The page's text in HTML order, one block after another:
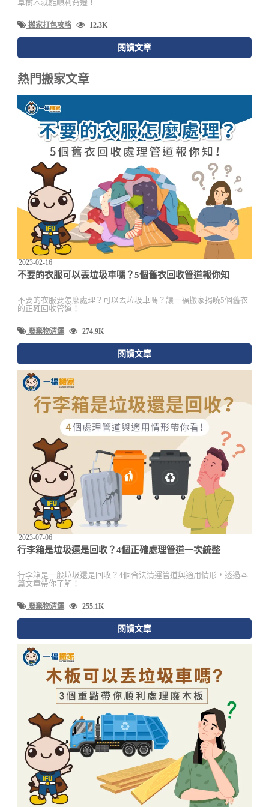
草樹木就能順利喬遷！
搬家打包攻略 12.3K
閱讀文章
熱門搬家文章
2023-02-16
不要的衣服可以丟垃圾車嗎？5個舊衣回收管道報你知
不要的衣服要怎麼處理？可以丟垃圾車嗎？讓一福搬家揭曉5個舊衣
的正確回收管道！
廢棄物清運 274.9K
閱讀文章
2023-07-06
行李箱是垃圾還是回收？4個正確處理管道一次統整
行李箱是一般垃圾還是回收？4個合法清運管道與適用情形，透過本
篇文章帶你了解！
廢棄物清運 255.1K
閱讀文章